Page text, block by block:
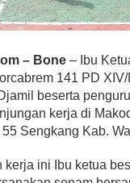
– Bone – Ibu
141 PD
beserta
kerja di
Sengkang Kab.
kerja ini Ibu ketua